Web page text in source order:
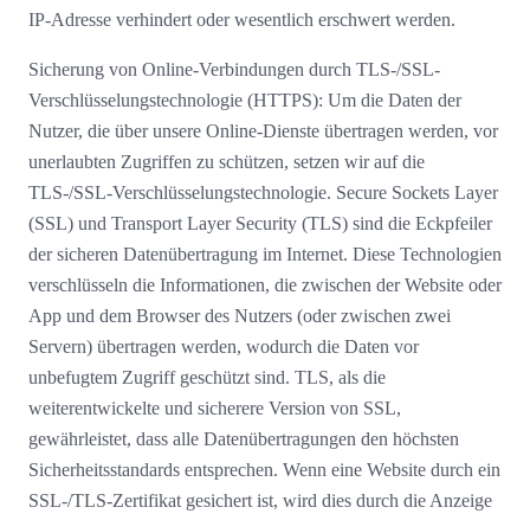
IP-Adresse verhindert oder wesentlich erschwert werden.
Sicherung von Online-Verbindungen durch TLS-/SSL-
Verschlüsselungstechnologie (HTTPS): Um die Daten der
Nutzer, die über unsere Online-Dienste übertragen werden, vor
unerlaubten Zugriffen zu schützen, setzen wir auf die
TLS-/SSL-Verschlüsselungstechnologie. Secure Sockets Layer
(SSL) und Transport Layer Security (TLS) sind die Eckpfeiler
der sicheren Datenübertragung im Internet. Diese Technologien
verschlüsseln die Informationen, die zwischen der Website oder
App und dem Browser des Nutzers (oder zwischen zwei
Servern) übertragen werden, wodurch die Daten vor
unbefugtem Zugriff geschützt sind. TLS, als die
weiterentwickelte und sicherere Version von SSL,
gewährleistet, dass alle Datenübertragungen den höchsten
Sicherheitsstandards entsprechen. Wenn eine Website durch ein
SSL-/TLS-Zertifikat gesichert ist, wird dies durch die Anzeige